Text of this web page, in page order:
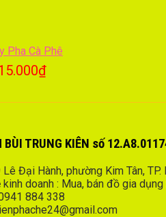
Pha Cà Phê
₫
BÙI TRUNG KIÊN số
Đại Hành, phường Kim Tân, TP.
kinh doanh : Mua, bán đồ gia
884 338